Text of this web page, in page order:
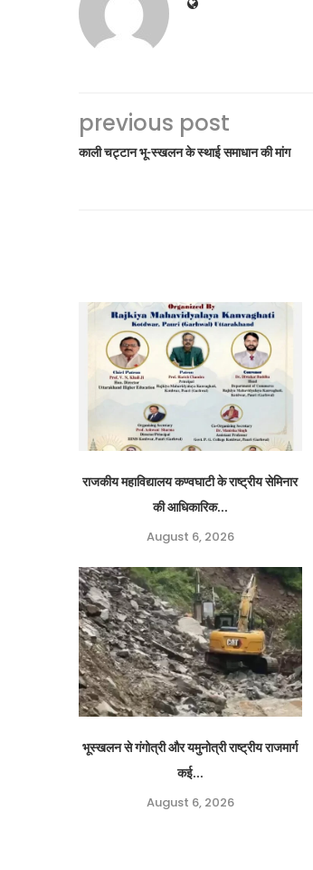
previous post
काली चट्टान भू-स्खलन के स्थाई समाधान की मांग
राजकीय महाविद्यालय कण्वघाटी के राष्ट्रीय सेमिनार
की आधिकारिक...
August 6, 2026
भूस्खलन से गंगोत्री और यमुनोत्री राष्ट्रीय राजमार्ग
कई...
August 6, 2026